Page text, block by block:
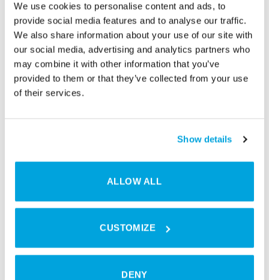
We use cookies to personalise content and ads, to
provide social media features and to analyse our traffic.
We also share information about your use of our site with
our social media, advertising and analytics partners who
may combine it with other information that you’ve
provided to them or that they’ve collected from your use
of their services.
Show details
ALLOW ALL
CUSTOMIZE
DENY
Wenn Coworker ihren Laptop oder wichtige
Dokumente für kurze Zeit liegen lassen,
können natürlich auch Informationen
gestohlen werden. Stelle daher sicher, dass
Schließfächer für Coworker zur Verfügung
dasFurniture Lockan, das in jede Art von
Schließfach, Rollschrank oder
Aufbewahrungsbox installiert werden kann.
Somit können deine Coworker ihre
persönlichen Wertgegenstände sicher
aufbewahren. Und rate mal! Nur Personen